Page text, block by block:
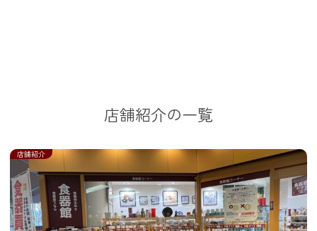
店舗紹介の一覧
店舗紹介